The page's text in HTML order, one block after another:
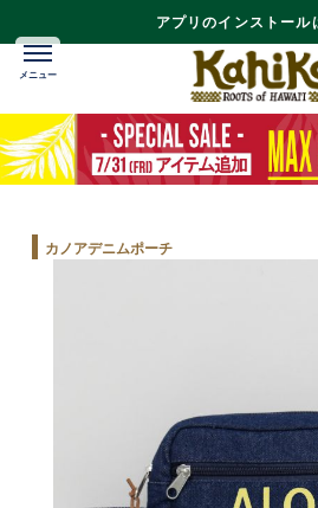
アプリのインストール
カノアデニムポーチ